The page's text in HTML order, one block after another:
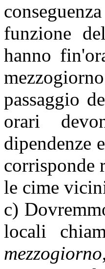
funzione
hanno
passaggio
orari
dipendenze
corrisponde
le cime
c)
locali
mezzogiorno